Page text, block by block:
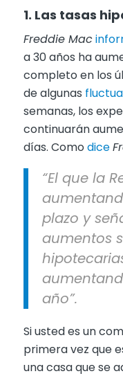
1. Las tasas
Freddie Mac
a 30 años ha
completo en los
de algunas
semanas, los
continuarán
días. Como dice
“El que la
plazo y
aumentos
año”.
Si usted es un
primera vez que
una casa que se